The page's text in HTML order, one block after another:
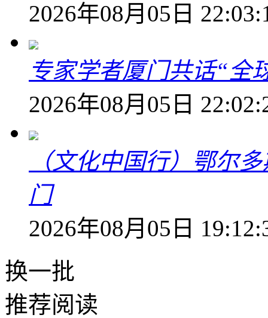
2026年08月05日
专家学者厦门共话“全
2026年08月05日
（文化中国行）鄂尔
门
2026年08月05日
换一批
推荐阅读